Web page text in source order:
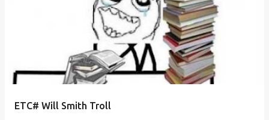
ETC# Will Smith Troll